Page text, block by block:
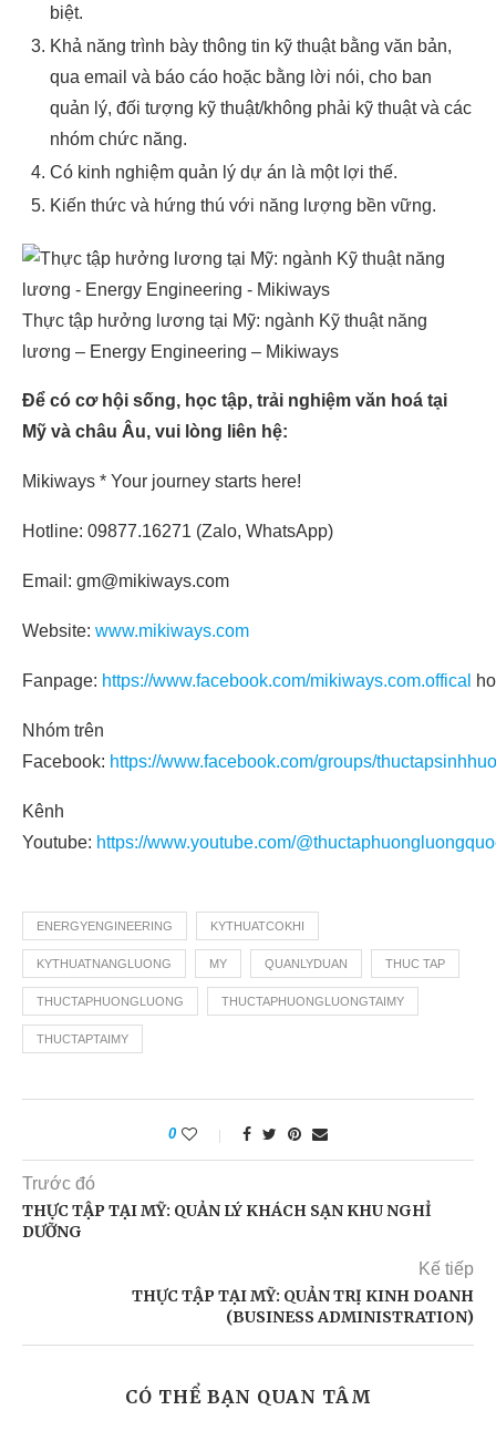
biệt.
Khả năng trình bày thông tin kỹ thuật bằng văn bản,
qua email và báo cáo hoặc bằng lời nói, cho ban
quản lý, đối tượng kỹ thuật/không phải kỹ thuật và các
nhóm chức năng.
Có kinh nghiệm quản lý dự án là một lợi thế.
Kiến thức và hứng thú với năng lượng bền vững.
Thực tập hưởng lương tại Mỹ: ngành Kỹ thuật năng
lương – Energy Engineering – Mikiways
Để có cơ hội sống, học tập, trải nghiệm văn hoá tại
Mỹ và châu Âu, vui lòng liên hệ:
Mikiways * Your journey starts here!
Hotline: 09877.16271 (Zalo, WhatsApp)
Email: gm@mikiways.com
Website: www.mikiways.com
Fanpage: https://www.facebook.com/mikiways.com.offical
Nhóm trên
Facebook: https://www.facebook.com/groups/
Kênh
Youtube: https://www.youtube.com/
ENERGYENGINEERING KYTHUATCOKHI
KYTHUATNANGLUONG MY QUANLYDUAN THUC TAP
THUCTAPHUONGLUONG THUCTAPHUONGLUONGTAIMY
THUCTAPTAIMY
0
Trước đó
THỰC TẬP TẠI MỸ: QUẢN LÝ KHÁCH SẠN KHU NGHỈ
DƯỠNG
Kế tiếp
THỰC TẬP TẠI MỸ: QUẢN TRỊ KINH DOANH
(BUSINESS ADMINISTRATION)
CÓ THỂ BẠN QUAN TÂM